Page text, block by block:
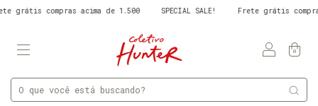
compras acima de 1.500 SPECIAL SALE! Frete grátis compras
0